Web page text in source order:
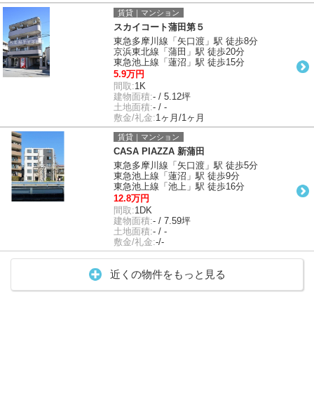
賃貸｜マンション
スカイコート蒲田第５
東急多摩川線「矢口渡」駅 徒歩8分
京浜東北線「蒲田」駅 徒歩20分
東急池上線「蓮沼」駅 徒歩15分
5.9万円
間取:1K
建物面積:- / 5.12坪
土地面積:- / -
敷金/礼金:1ヶ月/1ヶ月
賃貸｜マンション
CASA PIAZZA 新蒲田
東急多摩川線「矢口渡」駅 徒歩5分
東急池上線「蓮沼」駅 徒歩9分
東急池上線「池上」駅 徒歩16分
12.8万円
間取:1DK
建物面積:- / 7.59坪
土地面積:- / -
敷金/礼金:-/-
近くの物件をもっと見る